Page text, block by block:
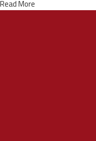
Read More